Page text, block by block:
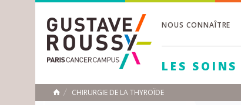
NOUS CONNAÎTRE
LES SOINS
ACCUEIL
CHIRURGIE DE LA THYROÏDE